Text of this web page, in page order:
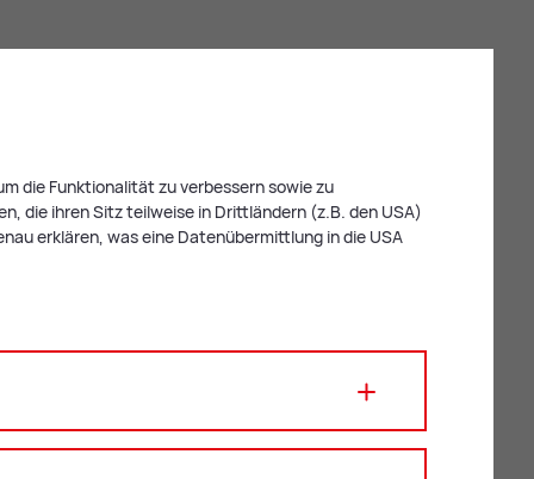
die Funktionalität zu verbessern sowie zu
die ihren Sitz teilweise in Drittländern (z.B. den USA)
erklären, was eine Datenübermittlung in die USA